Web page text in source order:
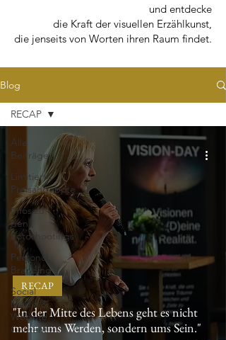
und entdecke
die Kraft der visuellen Erzählkunst,
die jenseits von Worten ihren Raum findet.
Blog
Alle
Beiträge
Limitierte
Preisangebote
Infos zu
den
Fotoshootings
Personal
Branding
Social
Media &
Website
Content
RECAP
"In der Mitte des Lebens geht es nicht
mehr ums Werden, sondern ums Sein."
RECAP